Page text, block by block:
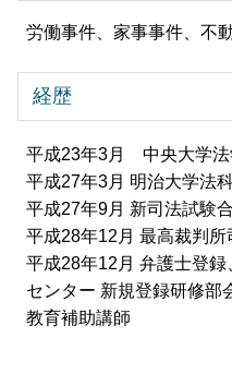
労働事件、家事事件、不
経歴
平成23年3月 中央大学法
平成27年3月 明治大学法
平成27年9月 新司法試験
平成28年12月 最高裁判
平成28年12月 弁護士登
センター 新規登録研修部
教育補助講師